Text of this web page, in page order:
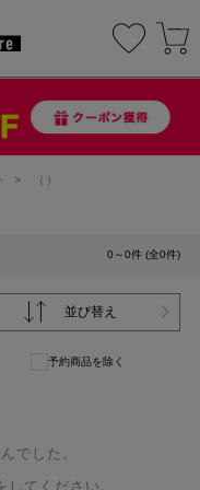
> （）
0～0件 (全0件)
並び替え
予約商品を除く
でした。
てください。